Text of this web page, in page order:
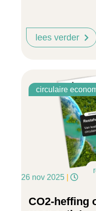
lees verder
circulaire
26 nov 2025
CO2-heffing